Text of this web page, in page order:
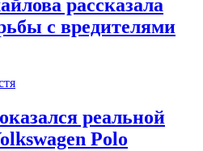
рассказала
с вредителями
реальной
Polo